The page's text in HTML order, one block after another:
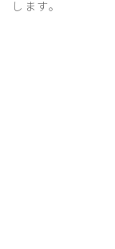
します。